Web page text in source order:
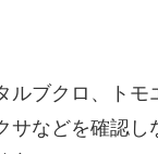
ブクロ、トモ
などを確認し